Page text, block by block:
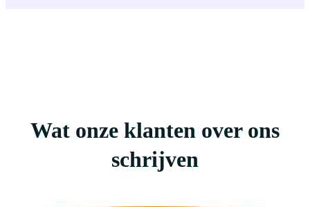
Wat onze klanten over ons
schrijven